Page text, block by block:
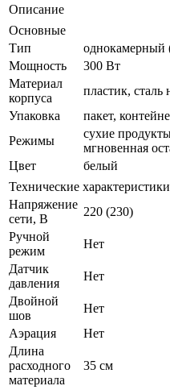
Описание
Основные
Тип
однокамерный
Мощность
300 Вт
Материал
корпуса
пластик,
Упаковка
пакет,
Режимы
сухие
мгновенная
Цвет
белый
Технические характеристики
Напряжение
сети, В
220 (230)
Ручной
режим
Нет
Датчик
давления
Нет
Двойной
шов
Нет
Аэрация
Нет
Длина
расходного
материала
35 см